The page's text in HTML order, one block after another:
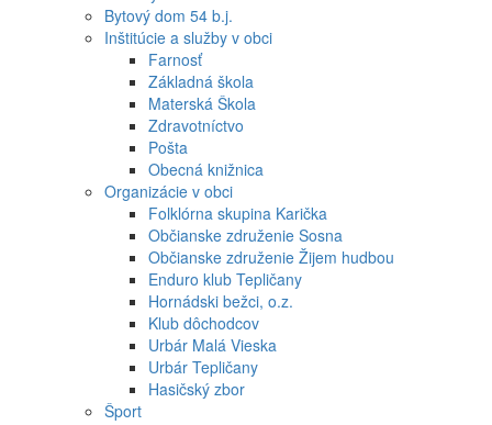
Bytový dom 54 b.j.
Inštitúcie a služby v obci
Farnosť
Základná škola
Materská Škola
Zdravotníctvo
Pošta
Obecná knižnica
Organizácie v obci
Folklórna skupina Karička
Občianske združenie Sosna
Občianske združenie Žijem hudbou
Enduro klub Tepličany
Hornádski bežci, o.z.
Klub dôchodcov
Urbár Malá Vieska
Urbár Tepličany
Hasičský zbor
Šport